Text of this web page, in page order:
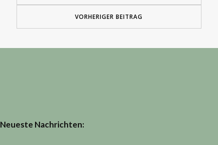
VORHERIGER BEITRAG
Neueste Nachrichten: